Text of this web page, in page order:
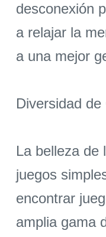
desconexión
a relajar la
a una mejor
Diversidad
La belleza de
juegos
encontrar
amplia gama